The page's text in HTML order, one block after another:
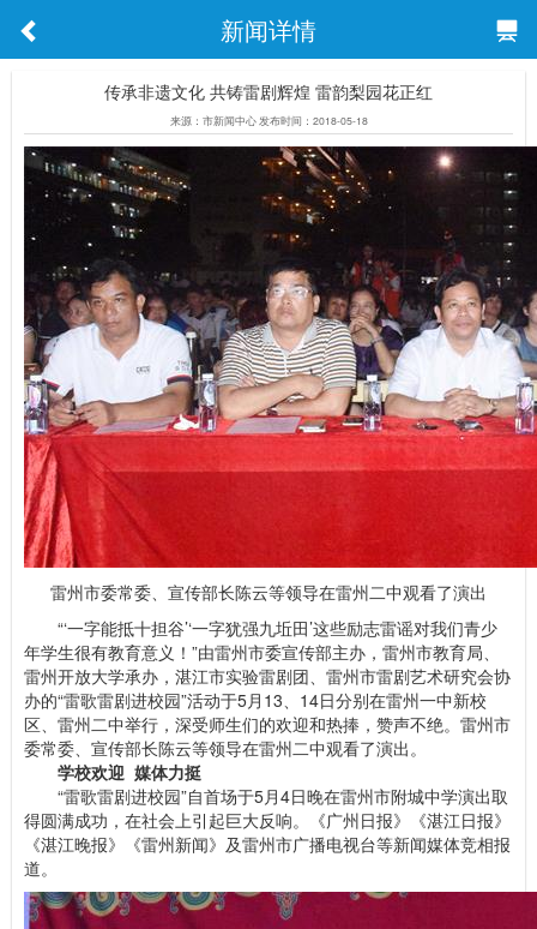
新闻详情
传承非遗文化 共铸雷剧辉煌 雷韵梨园花正红
来源：市新闻中心 发布时间：2018-05-18
雷州市委常委、宣传部长陈云等领导在雷州二中观看了演出
“‘一字能抵十担谷’‘一字犹强九坵田’这些励志雷谣对我们青少
年学生很有教育意义！”由雷州市委宣传部主办，雷州市教育局、
雷州开放大学承办，湛江市实验雷剧团、雷州市雷剧艺术研究会协
办的“雷歌雷剧进校园”活动于5月13、14日分别在雷州一中新校
区、雷州二中举行，深受师生们的欢迎和热捧，赞声不绝。雷州市
委常委、宣传部长陈云等领导在雷州二中观看了演出。
学校欢迎 媒体力挺
“雷歌雷剧进校园”自首场于5月4日晚在雷州市附城中学演出取
得圆满成功，在社会上引起巨大反响。《广州日报》《湛江日报》
《湛江晚报》《雷州新闻》及雷州市广播电视台等新闻媒体竞相报
道。